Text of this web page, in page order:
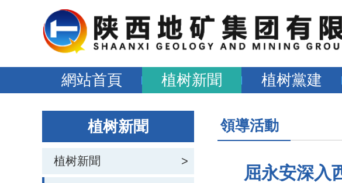
網站首頁 植树新聞 植树黨建
植树新聞
植树新聞 >
領導活動
屈永安深入